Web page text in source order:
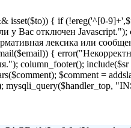
{ if (!ereg('^[0-
Вас отключен Javascript.");
лексика или
{
column_footer();
$comment =
mysqli_query($handler_top,